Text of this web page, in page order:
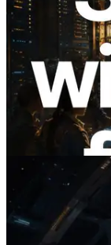
2026.08.05
ERPC
API
регионов
Information